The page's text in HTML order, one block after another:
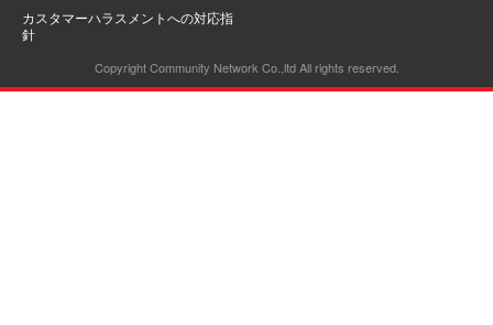
カスタマーハラスメントへの対応指
針
Copyright Community Network Co.,ltd All rights reserved.